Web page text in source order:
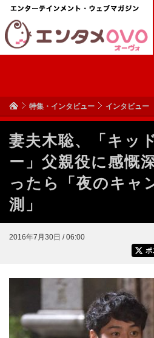
特集・インタビュー インタビュー
妻夫木聡、「キッ
ー」父親役に感慨
ったら「夜のキャ
測」
2016年7月30日 / 06:00
ポ